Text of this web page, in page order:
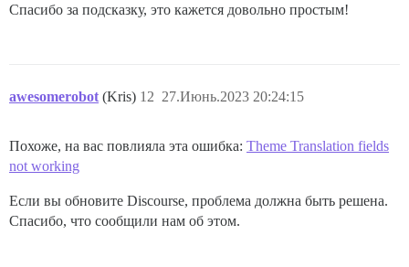
Спасибо за подсказку, это кажется довольно простым!
awesomerobot (Kris) 27.Июнь.2023 20:24:15
12
Похоже, на вас повлияла эта ошибка: Theme Translation fields
not working
Если вы обновите Discourse, проблема должна быть решена.
Спасибо, что сообщили нам об этом.